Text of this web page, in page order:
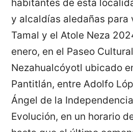
habitantes de esta
y alcaldías aledañas para
Tamal y el Atole Neza
enero, en el Paseo
Nezahualcóyotl ubicado
Pantitlán, entre Adolfo
Ángel de la
Evolución, en un horario